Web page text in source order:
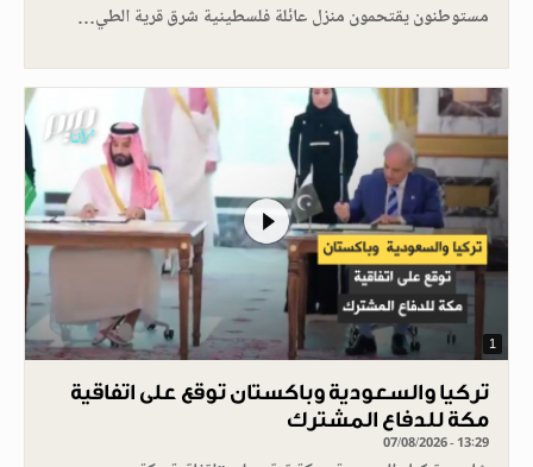
مستوطنون يقتحمون منزل عائلة فلسطينية شرق قرية الطي…
1
تركيا والسعودية وباكستان توقع على اتفاقية
مكة للدفاع المشترك
07/08/2026 - 13:29